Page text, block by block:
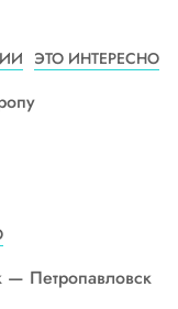
ЭТО ИНТЕРЕСНО
— Петропавловск